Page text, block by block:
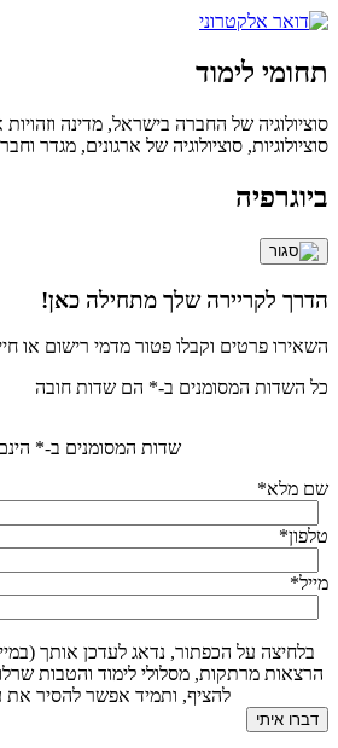
תחומי לימוד
סוציולוגיה של החברה בישראל, מדינה וזהויות
סוציולוגיות, סוציולוגיה של ארגונים, מגדר
ביוגרפיה
הדרך לקריירה שלך מתחילה כאן!
השאירו פרטים וקבלו פטור מדמי רישום או חייגו עכשיו
כל השדות המסומנים ב-* הם שדות חובה
שדות המסומנים ב-*
שם מלא*
טלפון*
מייל*
הרצאות מרתקות, מסלולי לימוד והטבות
להציף, ותמיד אפשר להסיר את